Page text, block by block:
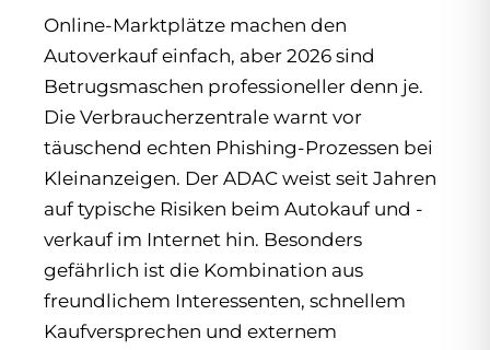
Online-Marktplätze machen den
Autoverkauf einfach, aber 2026 sind
Betrugsmaschen professioneller denn je.
Die Verbraucherzentrale warnt vor
täuschend echten Phishing-Prozessen bei
Kleinanzeigen. Der ADAC weist seit Jahren
auf typische Risiken beim Autokauf und -
verkauf im Internet hin. Besonders
gefährlich ist die Kombination aus
freundlichem Interessenten, schnellem
Kaufversprechen und externem